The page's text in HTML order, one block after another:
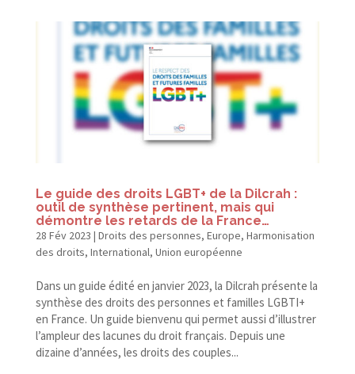
Le guide des droits LGBT+ de la Dilcrah :
outil de synthèse pertinent, mais qui
démontre les retards de la France…
28 Fév 2023 | Droits des personnes, Europe, Harmonisation
des droits, International, Union européenne
Dans un guide édité en janvier 2023, la Dilcrah présente la
synthèse des droits des personnes et familles LGBTI+
en France. Un guide bienvenu qui permet aussi d’illustrer
l’ampleur des lacunes du droit français. Depuis une
dizaine d’années, les droits des couples...